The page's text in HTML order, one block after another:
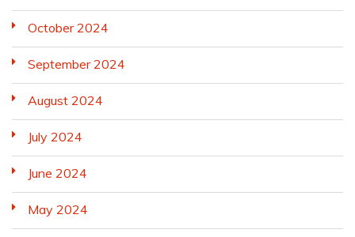
October 2024
September 2024
August 2024
July 2024
June 2024
May 2024